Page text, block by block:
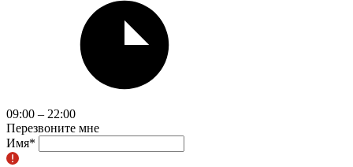
09:00 – 22:00
Перезвоните мне
Имя*